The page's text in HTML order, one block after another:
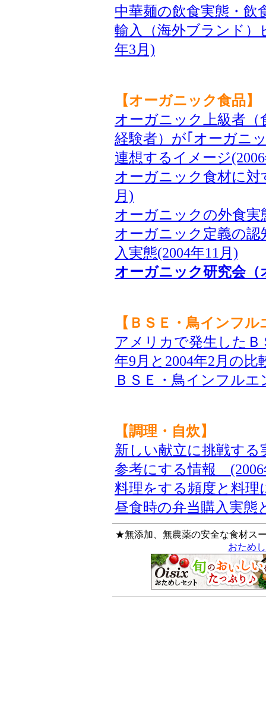
中華麺の飲食実態・飲
輸入（海外ブランド）
年3月)
【オーガニック食品】
オーガニック上級者（
経験者）が｢オーガニ
連想するイメージ
オーガニック食材に対
月)
オーガニックの外食実
オーガニック定義の
入実態(2004年11月)
オーガニック研究会
【ＢＳＥ・鳥インフ
アメリカで発生したＢ
年9月と2004年2月の比
ＢＳＥ・鳥インフルエ
【調理・自炊】
新しい献立に挑戦す
参考にする情報 (2006
料理をする頻度と料
昼食時の弁当購入実態
★無添加、無農薬の安全な食材ス
おため